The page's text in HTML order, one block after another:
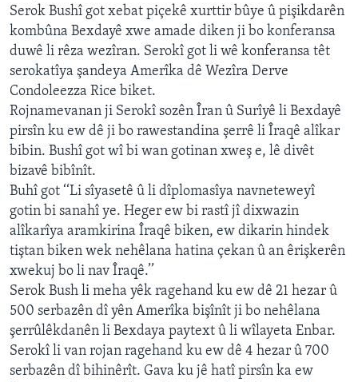
Learning English
FOLLOW US
Zimanên Din
Serok Bushî got xebat piçekê xurttir bûye û pişikdarên
kombûna Bexdayê xwe amade diken ji bo konferansa
duwê li rêza wezîran. Serokî got li wê konferansa têt
serokatîya şandeya Amerîka dê Wezîra Derve
Condoleezza Rice biket.
Rojnamevanan ji Serokî sozên Îran û Surîyê li Bexdayê
pirsîn ku ew dê ji bo rawestandina şerrê li Îraqê alîkar
bibin. Bushî got wî bi wan gotinan xweş e, lê divêt
bizavê bibînît.
Buhî got ‘‘Li sîyasetê û li dîplomasîya navneteweyî
gotin bi sanahî ye. Heger ew bi rastî jî dixwazin
alîkarîya aramkirina Îraqê biken, ew dikarin hindek
tiştan biken wek nehêlana hatina çekan û an êrişkerên
xwekuj bo li nav Îraqê.’’
Serok Bush li meha yêk ragehand ku ew dê 21 hezar û
500 serbazên dî yên Amerîka bişînît ji bo nehêlana
şerrûlêkdanên li Bexdaya paytext û li wîlayeta Enbar.
Serokî li van rojan ragehand ku ew dê 4 hezar û 700
serbazên dî bihinêrît. Gava ku jê hatî pirsîn ka ew